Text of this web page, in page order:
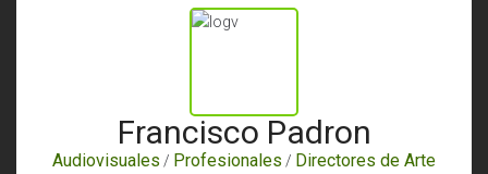
Francisco Padron
Audiovisuales / Profesionales / Directores de Arte